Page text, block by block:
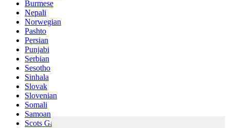
Burmese
Nepali
Norwegian
Pashto
Persian
Punjabi
Serbian
Sesotho
Sinhala
Slovak
Slovenian
Somali
Samoan
Scots Gaelic